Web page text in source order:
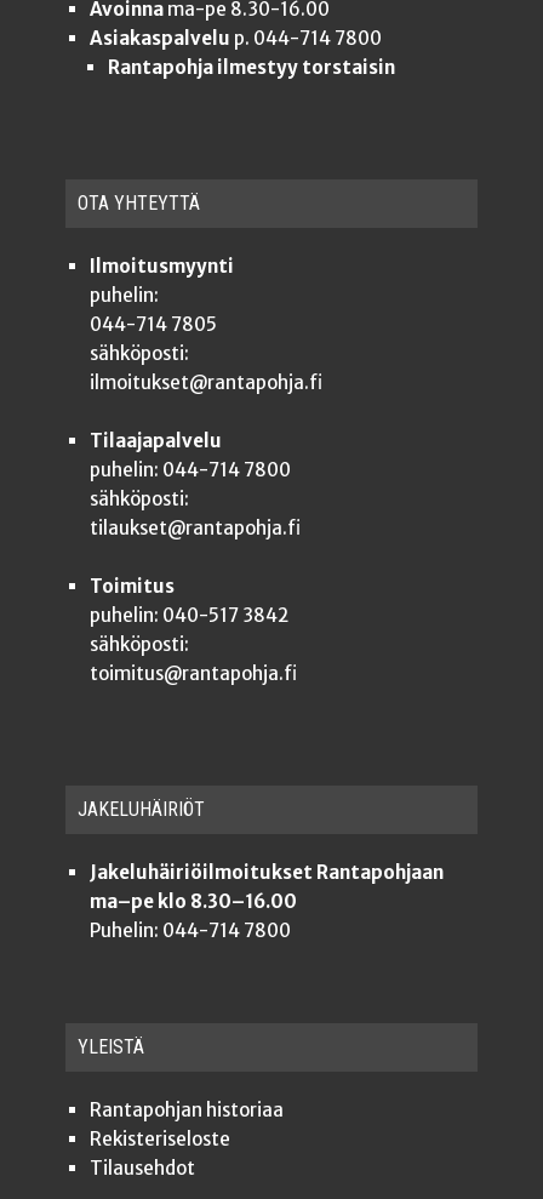
Avoinnama-pe 8.30-16.00
Asiakaspalvelu p. 044-714 7800
Rantapohja ilmestyy torstaisin
OTA YHTEYT­TÄ
Ilmoitusmyynti
puhelin:
044-714 7805
sähköposti:
ilmoitukset@rantapohja.fi
Tilaajapalvelu
puhelin: 044-714 7800
sähköposti:
tilaukset@rantapohja.fi
Toimitus
puhelin: 040-517 3842
sähköposti:
toimitus@rantapohja.fi
JAKE­LU­HÄI­RIÖT
Jakeluhäiriöilmoitukset Rantapohjaan
ma–pe klo 8.30–16.00
Puhelin: 044-714 7800
YLEISTÄ
Ran­ta­poh­jan historiaa
Rekis­te­ri­se­los­te
Tilauseh­dot